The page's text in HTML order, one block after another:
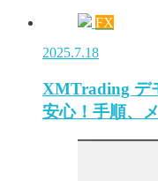
FX
2025.7.18
XMTrading デ
安心！手順、